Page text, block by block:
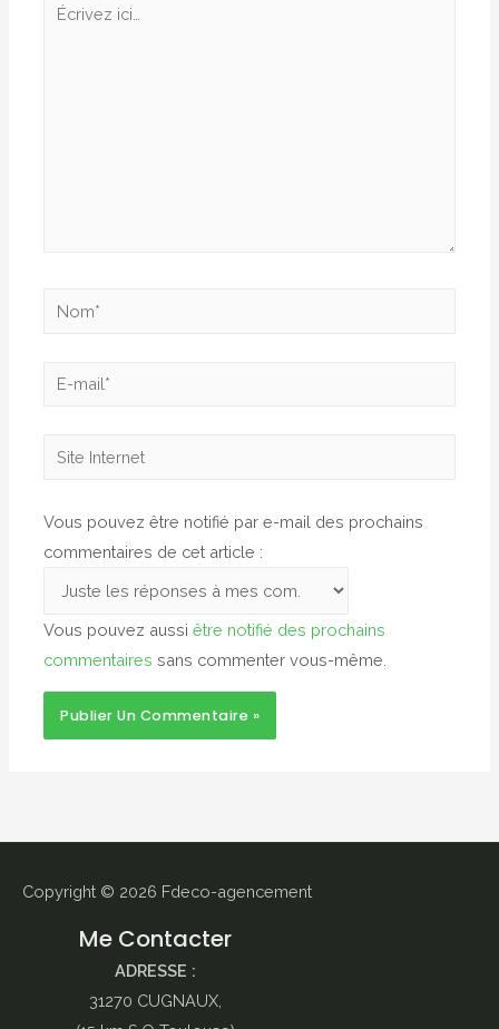
Nom*
E-
Site
Vous pouvez être notifié par e-mail des prochains
commentaires de cet article :
Vous pouvez aussiêtre notifié des prochains
commentaires sans commenter vous-même.
Copyright © 2026 Fdeco-agencement
Me Contacter
ADRESSE :
31270 CUGNAUX,